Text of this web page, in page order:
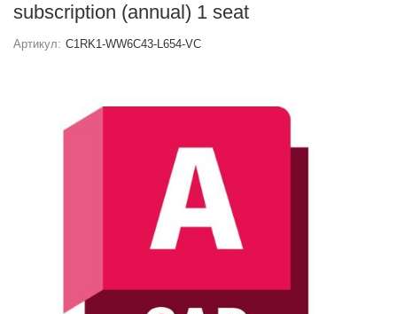
subscription (annual) 1 seat
Артикул: C1RK1-WW6C43-L654-VC